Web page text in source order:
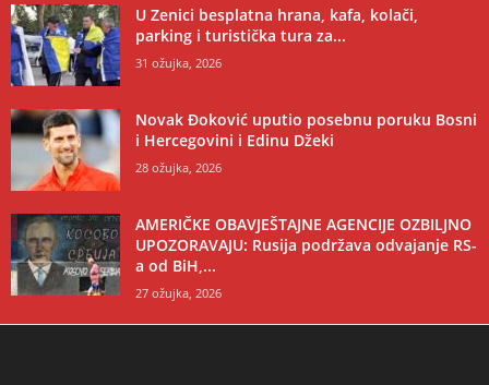
U Zenici besplatna hrana, kafa, kolači,
parking i turistička tura za...
31 ožujka, 2026
Novak Đoković uputio posebnu poruku Bosni
i Hercegovini i Edinu Džeki
28 ožujka, 2026
AMERIČKE OBAVJEŠTAJNE AGENCIJE OZBILJNO
UPOZORAVAJU: Rusija podržava odvajanje RS-
a od BiH,...
27 ožujka, 2026